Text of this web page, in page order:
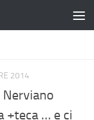
2014
Nerviano
+teca … e ci